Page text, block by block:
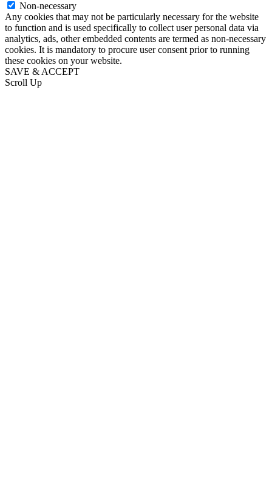
Non-necessary
Any cookies that may not be particularly necessary for the website
to function and is used specifically to collect user personal data via
analytics, ads, other embedded contents are termed as non-necessary
cookies. It is mandatory to procure user consent prior to running
these cookies on your website.
SAVE & ACCEPT
Scroll Up